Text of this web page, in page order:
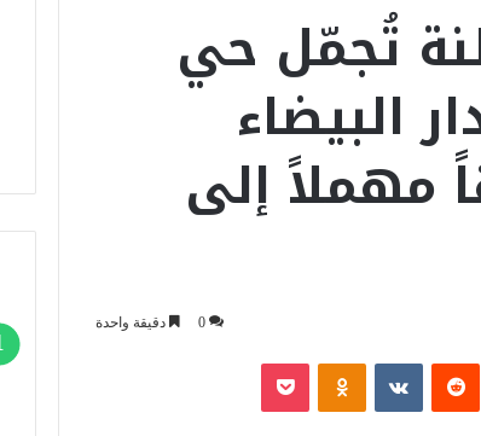
تُجمّل حي
البيضاء
مهملاً إلى
0 دقيقة واحدة
بينتيريست